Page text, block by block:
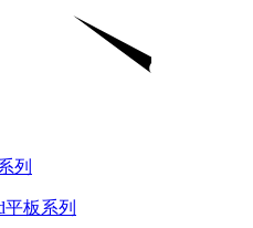
列
平板系列